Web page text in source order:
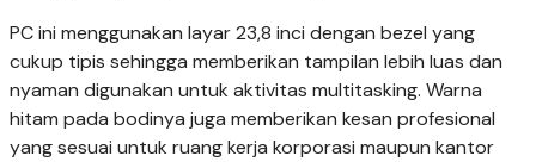
PC ini menggunakan layar 23,8 inci dengan bezel yang
cukup tipis sehingga memberikan tampilan lebih luas dan
nyaman digunakan untuk aktivitas multitasking. Warna
hitam pada bodinya juga memberikan kesan profesional
yang sesuai untuk ruang kerja korporasi maupun kantor